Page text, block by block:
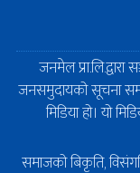
जनमेल
जनसमुदायको सूचना
मिडिया हो। यो
समाजको बिकृति,